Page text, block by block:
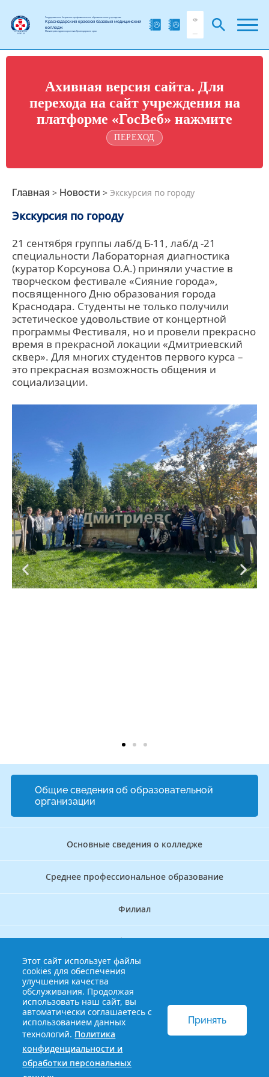
Государственное бюджетное профессиональное образовательное учреждение
Краснодарский краевой базовый медицинский
колледж
Министерства здравоохранения Краснодарского края
Ахивная версия сайта. Для
перехода на сайт учреждения на
платформе «ГосВеб» нажмите
ПЕРЕХОД
Главная > Новости > Экскурсия по городу
Экскурсия по городу
21 сентября группы лаб/д Б-11, лаб/д -21
специальности Лабораторная диагностика
(куратор Корсунова О.А.) приняли участие в
творческом фестивале «Сияние города»,
посвященного Дню образования города
Краснодара. Студенты не только получили
эстетическое удовольствие от концертной
программы Фестиваля, но и провели прекрасно
время в прекрасной локации «Дмитриевский
сквер». Для многих студентов первого курса –
это прекрасная возможность общения и
социализации.
Общие сведения об образовательной
организации
Основные сведения о колледже
Среднее профессиональное образование
Филиал
Дополнительное профессиональное образование
Аккредитационно — симуляционный центр
Бережливый колледж
© 2013-2021 Краснодарский краевой базовый медицинский
колледж
Политика конфиденциальности и обработки
персональных данных
Этот сайт использует файлы
cookies для обеспечения
улучшения качества
обслуживания. Продолжая
использовать наш сайт, вы
автоматически соглашаетесь с
использованием данных
технологий. Политика
конфиденциальности и
обработки персональных
Принять